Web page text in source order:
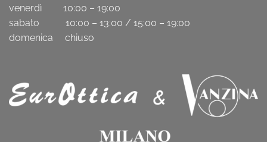
venerdì 10:00 – 19:00
sabato 10:00 – 13:00 / 15:00 – 19:00
domenica chiuso